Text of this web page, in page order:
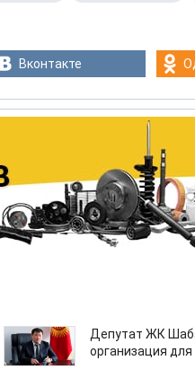
Вконтакте
Депутат ЖК
организация